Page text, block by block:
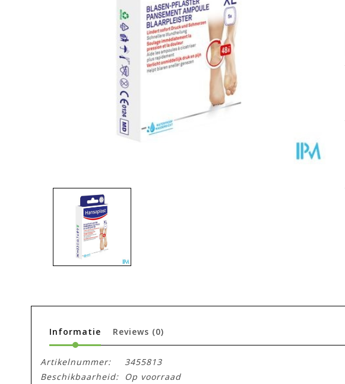
Informatie Reviews (0)
Artikelnummer:
3455813
Beschikbaarheid:
Op voorraad